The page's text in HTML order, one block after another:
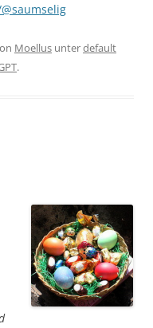
Moellus unterdefault
.